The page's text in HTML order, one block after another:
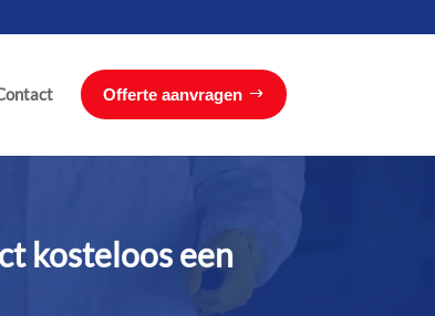
Offerte aanvragen
kosteloos een